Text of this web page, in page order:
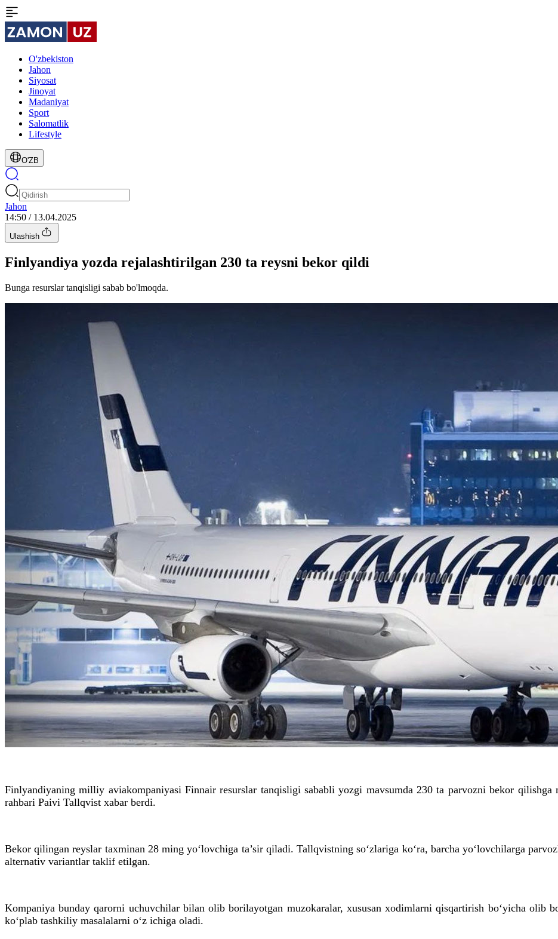
O'zbekiston
Jahon
Siyosat
Jinoyat
Madaniyat
Sport
Salomatlik
Lifestyle
O'ZB
Jahon
14:50 / 13.04.2025
Ulashish
Finlyandiya yozda rejalashtirilgan 230 ta reysni bekor qildi
Bunga resurslar tanqisligi sabab bo'lmoqda.
Finlyandiyaning milliy aviakompaniyasi Finnair resurslar tanqisligi sababli yozgi mavsumda 230 ta parvozni bekor qilishga
rahbari Paivi Tallqvist xabar berdi.
Bekor qilingan reyslar taxminan 28 ming yo‘lovchiga ta’sir qiladi. Tallqvistning so‘zlariga ko‘ra, barcha yo‘lovchilarga
alternativ variantlar taklif etilgan.
Kompaniya bunday qarorni uchuvchilar bilan olib borilayotgan muzokaralar, xususan xodimlarni qisqartirish bo‘yicha olib
ko‘plab tashkiliy masalalarni o‘z ichiga oladi.